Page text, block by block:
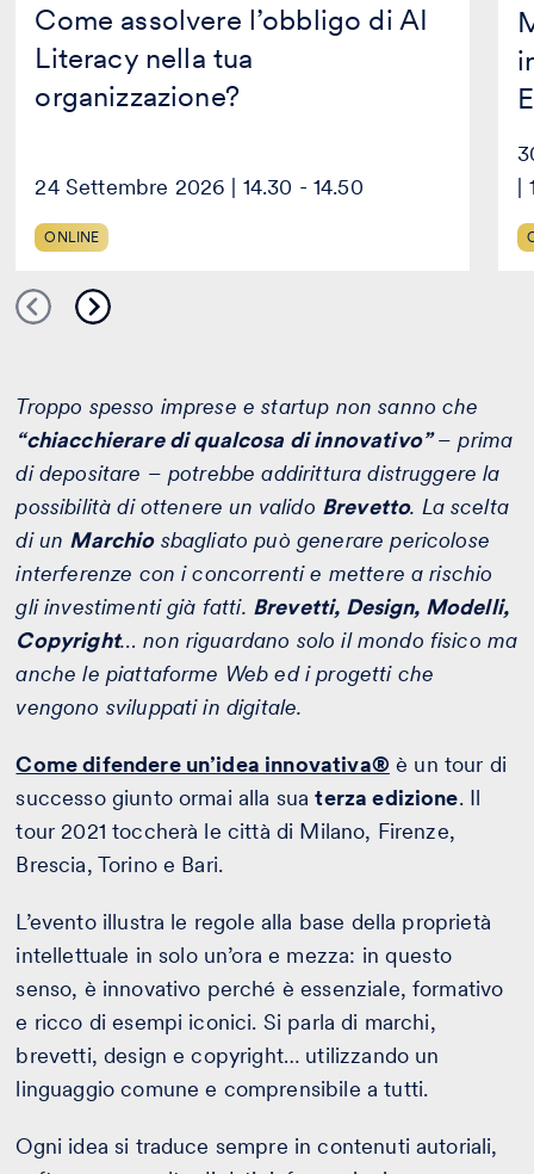
Come assolvere l’obbligo di AI
Literacy nella tua
organizzazione?
24 Settembre 2026 | 14.30 - 14.50
ONLINE
Troppo spesso imprese e startup non sanno che
“chiacchierare di qualcosa di innovativo”– prima
di depositare – potrebbe addirittura distruggere la
possibilità di ottenere un valido Brevetto. La scelta
di un Marchiosbagliato può generare pericolose
interferenze con i concorrenti e mettere a rischio
gli investimenti già fatti. Brevetti, Design, Modelli,
Copyright… non riguardano solo il mondo fisico ma
anche le piattaforme Web ed i progetti che
vengono sviluppati in digitale.
Come difendere un’idea innovativa® è un tour di
successo giunto ormai alla suaterza edizione. Il
tour 2021 toccherà le città di Milano, Firenze,
Brescia, Torino e Bari.
L’evento illustra le regole alla base della proprietà
intellettuale in solo un’ora e mezza: in questo
senso, è innovativo perché è essenziale, formativo
e ricco di esempi iconici. Si parla di marchi,
brevetti, design e copyright… utilizzando un
linguaggio comune e comprensibile a tutti.
Ogni idea si traduce sempre in contenuti autoriali,